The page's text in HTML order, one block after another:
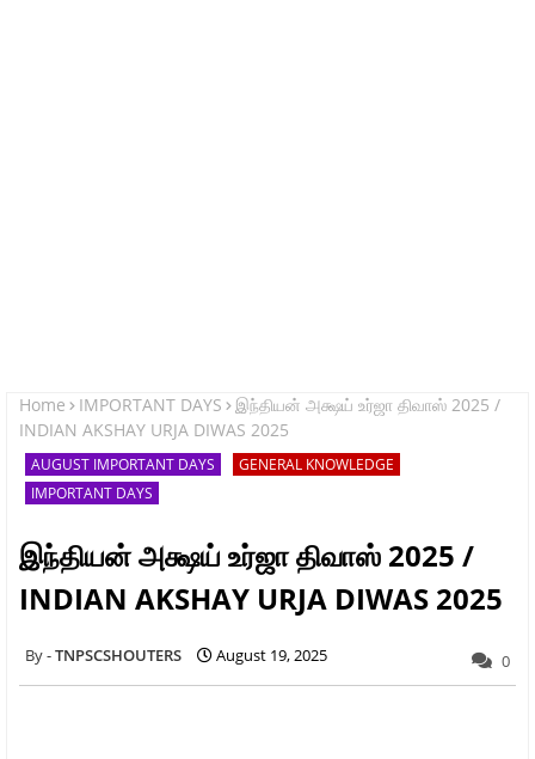
Home IMPORTANT DAYS
இந்தியன் அக்ஷய் உர்ஜா திவாஸ் 2025 /
INDIAN AKSHAY URJA DIWAS 2025
AUGUST IMPORTANT DAYS
GENERAL KNOWLEDGE
IMPORTANT DAYS
இந்தியன் அக்ஷய் உர்ஜா திவாஸ் 2025 /
INDIAN AKSHAY URJA DIWAS 2025
TNPSCSHOUTERS August 19, 2025 0